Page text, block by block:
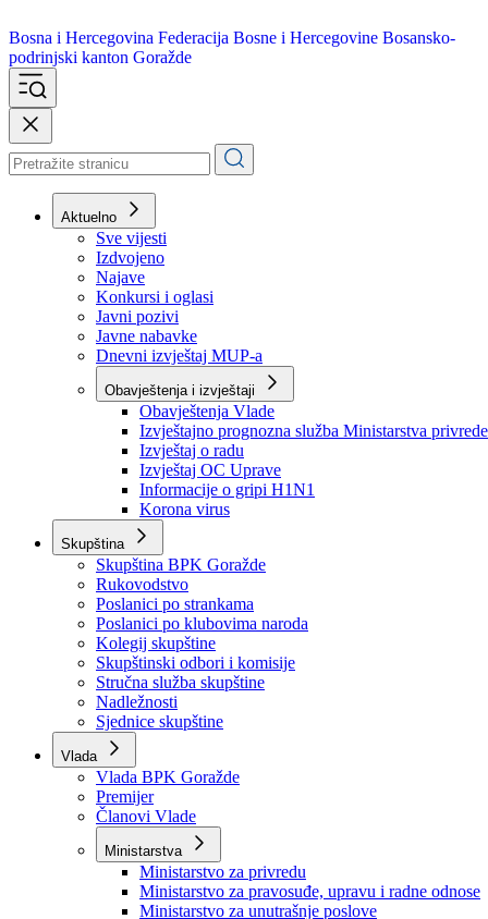
Bosna i Hercegovina
podrinjski kanton Goražde
Aktuelno
Sve vijesti
Izdvojeno
Najave
Konkursi i oglasi
Javni pozivi
Javne nabavke
Dnevni izvještaj MUP-a
Obavještenja i izvještaji
Obavještenja Vlade
Izvještajno prognozna služba Ministarstva privrede
Izvještaj o radu
Izvještaj OC Uprave
Informacije o gripi H1N1
Korona virus
Skupština
Skupština BPK Goražde
Rukovodstvo
Poslanici po strankama
Poslanici po klubovima naroda
Kolegij skupštine
Skupštinski odbori i komisije
Stručna služba skupštine
Nadležnosti
Sjednice skupštine
Vlada
Vlada BPK Goražde
Premijer
Članovi Vlade
Ministarstva